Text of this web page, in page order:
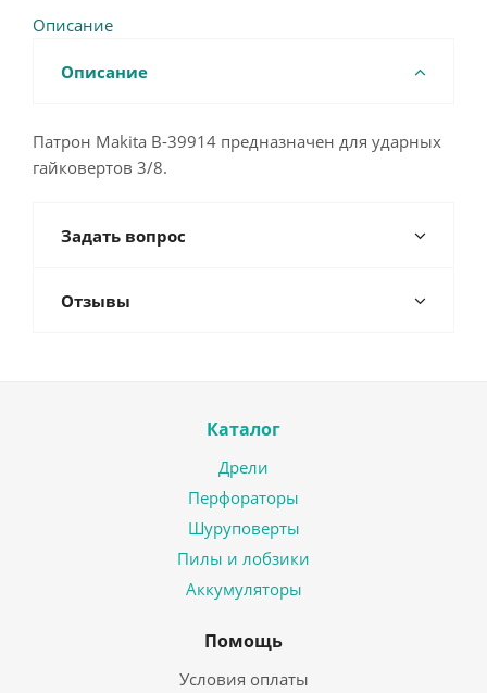
Описание
Описание
Патрон Makita B-39914 предназначен для ударных
гайковертов 3/8.
Задать вопрос
Отзывы
Каталог
Дрели
Перфораторы
Шуруповерты
Пилы и лобзики
Аккумуляторы
Помощь
Условия оплаты